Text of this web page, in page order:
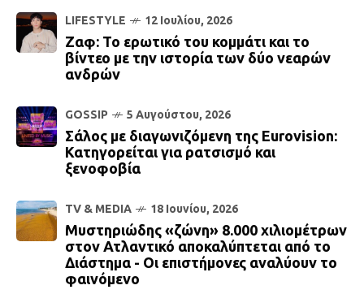
LIFESTYLE 12 Ιουλίου, 2026
Ζαφ: Το ερωτικό του κομμάτι και το
βίντεο με την ιστορία των δύο νεαρών
ανδρών
GOSSIP 5 Αυγούστου, 2026
Σάλος με διαγωνιζόμενη της Eurovision:
Κατηγορείται για ρατσισμό και
ξενοφοβία
TV & MEDIA 18 Ιουνίου, 2026
Μυστηριώδης «ζώνη» 8.000 χιλιομέτρων
στον Ατλαντικό αποκαλύπτεται από το
Διάστημα - Οι επιστήμονες αναλύουν το
φαινόμενο